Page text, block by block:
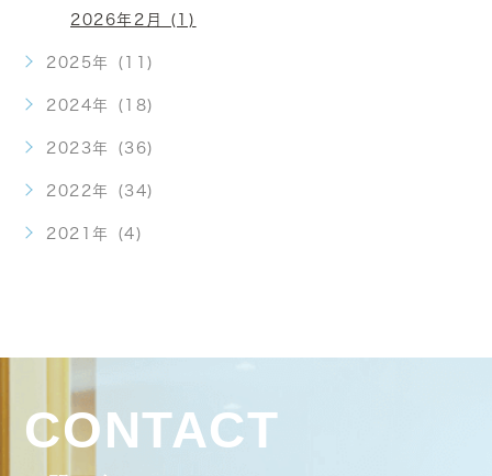
2026年2月 (1)
2025年 (11)
2024年 (18)
2023年 (36)
2022年 (34)
2021年 (4)
CONTACT